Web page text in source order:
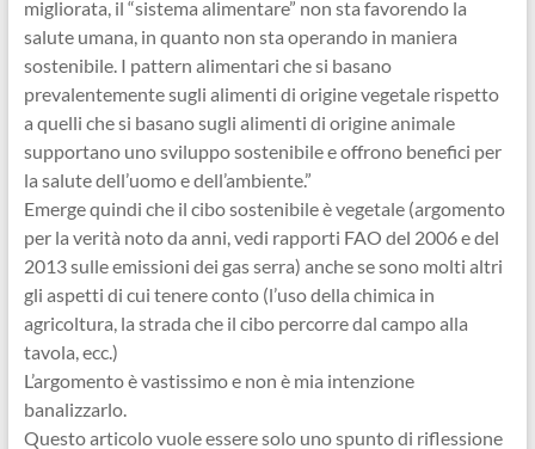
migliorata, il “sistema alimentare” non sta favorendo la
salute umana, in quanto non sta operando in maniera
sostenibile. I pattern alimentari che si basano
prevalentemente sugli alimenti di origine vegetale rispetto
a quelli che si basano sugli alimenti di origine animale
supportano uno sviluppo sostenibile e offrono benefici per
la salute dell’uomo e dell’ambiente.”
Emerge quindi che il cibo sostenibile è vegetale (argomento
per la verità noto da anni, vedi rapporti FAO del 2006 e del
2013 sulle emissioni dei gas serra) anche se sono molti altri
gli aspetti di cui tenere conto (l’uso della chimica in
agricoltura, la strada che il cibo percorre dal campo alla
tavola, ecc.)
L’argomento è vastissimo e non è mia intenzione
banalizzarlo.
Questo articolo vuole essere solo uno spunto di riflessione